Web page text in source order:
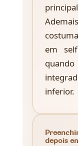
em
inferior.
depois